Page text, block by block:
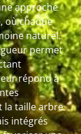
approche
où chaque
naturel.
permet
répond à
la taille arbre
intégrés